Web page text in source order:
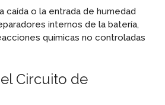
caída o la entrada de humedad
internos de la batería,
químicas no controladas
el Circuito de